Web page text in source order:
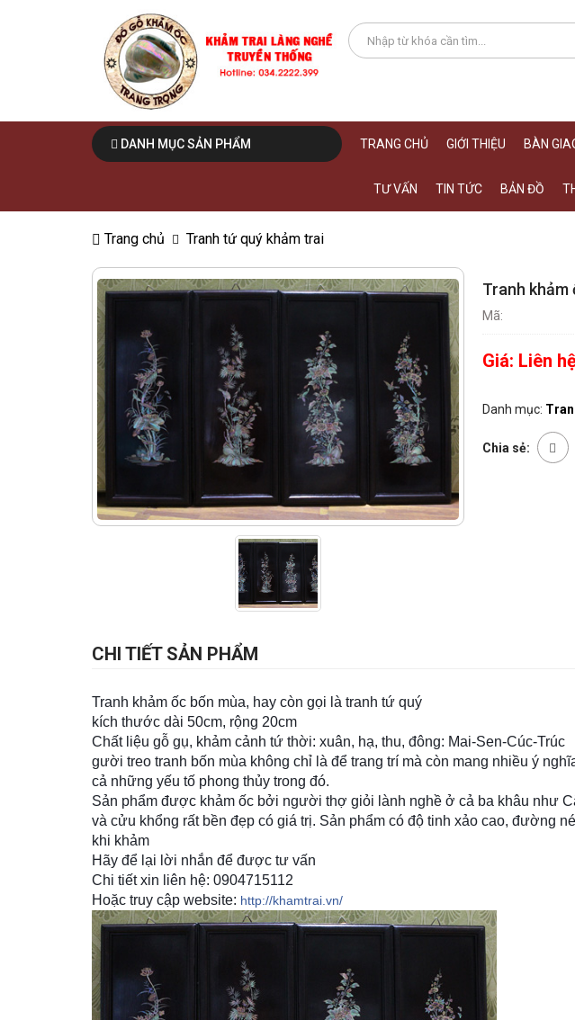
DANH MỤC SẢN PHẨM TRANG CHỦ GIỚI THIỆU BÀN
TƯ VẤN TIN TỨC BẢN ĐỒ
Trang chủ Tranh tứ quý khảm trai
Tranh khảm
Mã:
Giá: Liên
Danh mục:
Chia sẻ:
CHI TIẾT SẢN PHẨM
Tranh khảm ốc bốn mùa, hay còn gọi là tranh tứ quý
kích thước dài 50cm, rộng 20cm
Chất liệu gỗ gụ, khảm cảnh tứ thời: xuân, hạ, thu, đông: Mai-Sen-Cúc-Trúc
gười treo tranh bốn mùa không chỉ là để trang trí mà còn mang nhiều ý
cả những yếu tố phong thủy trong đó.
Sản phẩm được khảm ốc bởi người thợ giỏi lành nghề ở cả ba khâu như
và cửu khổng rất bền đẹp có giá trị. Sản phẩm có độ tinh xảo cao, đường
khi khảm
Hãy để lại lời nhắn để được tư vấn
Chi tiết xin liên hệ: 0904715112
Hoặc truy cập website: http://khamtrai.vn/